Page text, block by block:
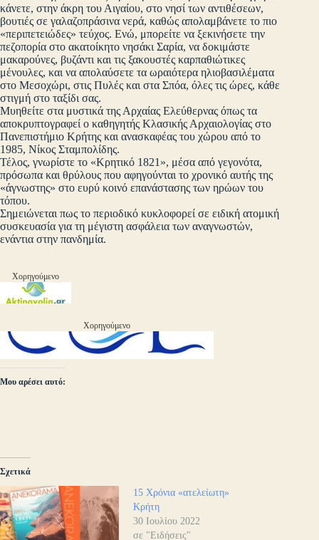
κάνετε, στην άκρη του Αιγαίου, στο νησί των αντιθέσεων,
βουτιές σε γαλαζοπράσινα νερά, καθώς απολαμβάνετε το πιο
«περιπετειώδες» τεύχος. Ενώ, μπορείτε να ξεκινήσετε την
πεζοπορία στο ακατοίκητο νησάκι Σαρία, να δοκιμάστε
μακαρούνες, βυζάντι και τις ξακουστές καρπαθιώτικες
μένουλες, και να απολαύσετε τα ωραιότερα ηλιοβασιλέματα
στο Μεσοχώρι, στις Πυλές και στα Σπόα, όλες τις ώρες, κάθε
στιγμή στο ταξίδι σας.
Μυηθείτε στα μυστικά της Αρχαίας Ελεύθερνας όπως τα
αποκρυπτογραφεί ο καθηγητής Κλασικής Αρχαιολογίας στο
Πανεπιστήμιο Κρήτης και ανασκαφέας του χώρου από το
1985, Νίκος Σταμπολίδης.
Τέλος, γνωρίστε το «Κρητικό 1821», μέσα από γεγονότα,
πρόσωπα και θρύλους που αφηγούνται το χρονικό αυτής της
«άγνωστης» στο ευρύ κοινό επανάστασης των ηρώων του
τόπου.
Σημειώνεται πως το περιοδικό κυκλοφορεί σε ειδική ατομική
συσκευασία για τη μέγιστη ασφάλεια των αναγνωστών,
ενάντια στην πανδημία.
Χορηγούμενο
Χορηγούμενο
Μου αρέσει αυτό:
Σχετικά
15 Χρόνια «ατελείωτη»
Κρήτη
30 Ιουλίου 2022
σε "Ειδήσεις"